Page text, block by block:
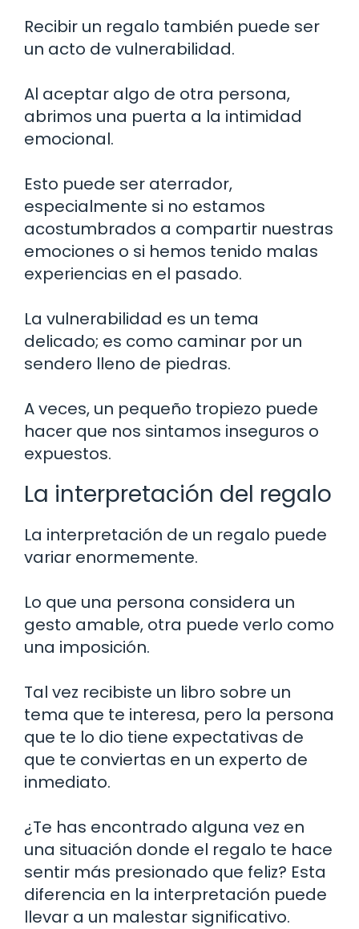
Recibir un regalo también puede ser
un acto de vulnerabilidad.
Al aceptar algo de otra persona,
abrimos una puerta a la intimidad
emocional.
Esto puede ser aterrador,
especialmente si no estamos
acostumbrados a compartir nuestras
emociones o si hemos tenido malas
experiencias en el pasado.
La vulnerabilidad es un tema
delicado; es como caminar por un
sendero lleno de piedras.
A veces, un pequeño tropiezo puede
hacer que nos sintamos inseguros o
expuestos.
La interpretación del regalo
La interpretación de un regalo puede
variar enormemente.
Lo que una persona considera un
gesto amable, otra puede verlo como
una imposición.
Tal vez recibiste un libro sobre un
tema que te interesa, pero la persona
que te lo dio tiene expectativas de
que te conviertas en un experto de
inmediato.
¿Te has encontrado alguna vez en
una situación donde el regalo te hace
sentir más presionado que feliz? Esta
diferencia en la interpretación puede
llevar a un malestar significativo.